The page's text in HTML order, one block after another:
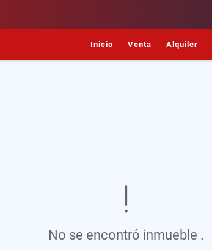
Inicio Venta Alquiler
No se encontró inmueble .